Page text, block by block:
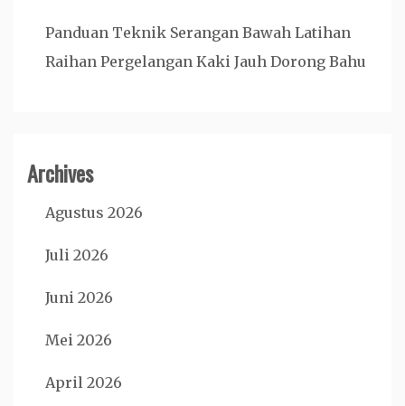
Panduan Teknik Serangan Bawah Latihan
Raihan Pergelangan Kaki Jauh Dorong Bahu
Archives
Agustus 2026
Juli 2026
Juni 2026
Mei 2026
April 2026